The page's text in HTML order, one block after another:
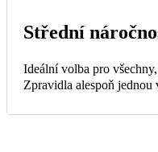
Střední
Ideální volba pro
Zpravidla alespoň jednou